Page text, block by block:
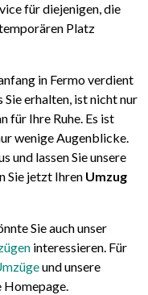
für diejenigen, die
Platz
in Fermo verdient
Sie erhalten, ist nicht nur
für Ihre Ruhe. Es ist
wenige Augenblicke.
und lassen Sie unsere
Sie jetzt Ihren Umzug
Sie auch unser
interessieren. Für
und unsere
Homepage.